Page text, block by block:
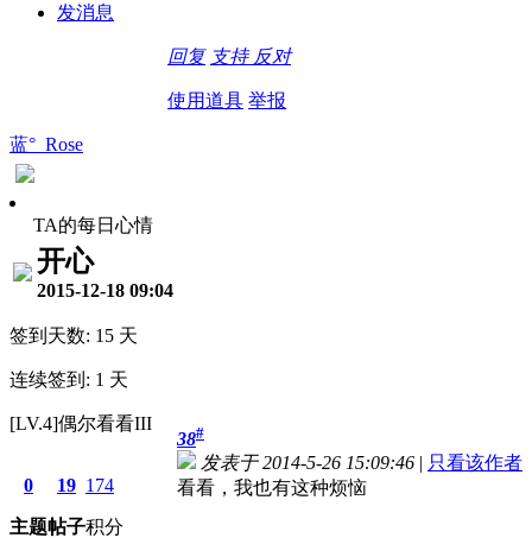
发消息
回复 支持 反对
使用道具 举报
蓝° Rose
TA的每日心情
开心
2015-12-18 09:04
签到天数: 15 天
连续签到: 1 天
[LV.4]偶尔看看III
0
主题
19
帖子
174
积分
38#
发表于 2014-5-26 15:09:46 | 只看该作者
看看，我也有这种烦恼